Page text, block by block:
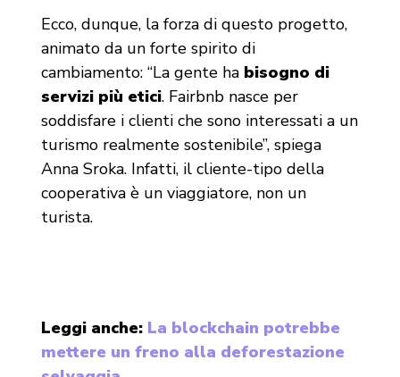
Ecco, dunque, la forza di questo progetto,
animato da un forte spirito di
cambiamento: “La gente ha bisogno di
servizi più etici. Fairbnb nasce per
soddisfare i clienti che sono interessati a un
turismo realmente sostenibile”, spiega
Anna Sroka. Infatti, il cliente-tipo della
cooperativa è un viaggiatore, non un
turista.
Leggi anche: La blockchain potrebbe
mettere un freno alla deforestazione